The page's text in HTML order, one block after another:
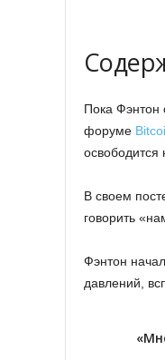
Пока Фэнтон
форуме
освободится
В своем
говорить
Фэнтон
давлений,